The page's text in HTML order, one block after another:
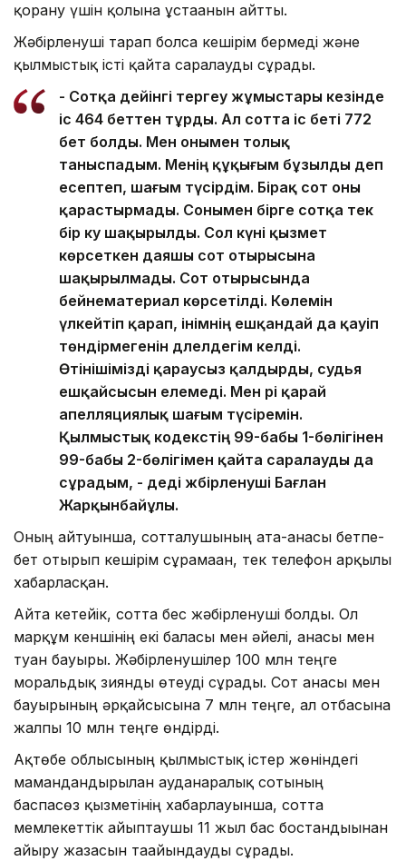
қорғану үшін қолына ұстағанын айтты.
Жәбірленуші тарап болса кешірім бермеді және
қылмыстық істі қайта саралауды сұрады.
- Сотқа дейінгі тергеу жұмыстары кезінде
іс 464 беттен тұрды. Ал сотта іс беті 772
бет болды. Мен онымен толық
таныспадым. Менің құқығым бұзылды деп
есептеп, шағым түсірдім. Бірақ сот оны
қарастырмады. Сонымен бірге сотқа тек
бір куә шақырылды. Сол күні қызмет
көрсеткен даяшы сот отырысына
шақырылмады. Сот отырысында
бейнематериал көрсетілді. Көлемін
үлкейтіп қарап, інімнің ешқандай да қауіп
төндірмегенін дәлелдегім келді.
Өтінішімізді қараусыз қалдырды, судья
ешқайсысын елемеді. Мен әрі қарай
апелляциялық шағым түсіремін.
Қылмыстық кодекстің 99-бабы 1-бөлігінен
99-бабы 2-бөлігімен қайта саралауды да
сұрадым, - деді жәбірленуші Бағлан
Жарқынбайұлы.
Оның айтуынша, сотталушының ата-анасы бетпе-
бет отырып кешірім сұрамаған, тек телефон арқылы
хабарласқан.
Айта кетейік, сотта бес жәбірленуші болды. Ол
марқұм кеншінің екі баласы мен әйелі, анасы мен
туған бауыры. Жәбірленушілер 100 млн теңге
моральдық зиянды өтеуді сұрады. Сот анасы мен
бауырының әрқайсысына 7 млн теңге, ал отбасына
жалпы 10 млн теңге өндірді.
Ақтөбе облысының қылмыстық істер жөніндегі
мамандандырылған ауданаралық сотының
баспасөз қызметінің хабарлауынша, сотта
мемлекеттік айыптаушы 11 жыл бас бостандығынан
айыру жазасын тағайындауды сұрады.